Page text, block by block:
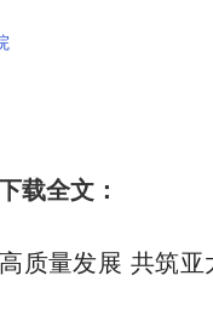
载全文：
质量发展 共筑